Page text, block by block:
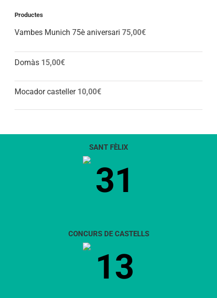
Productes
Vambes Munich 75è aniversari 75,00€
Domàs 15,00€
Mocador casteller 10,00€
SANT FÈLIX
31
CONCURS DE CASTELLS
13